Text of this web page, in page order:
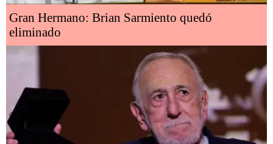
Gran Hermano: Brian Sarmiento quedó
eliminado